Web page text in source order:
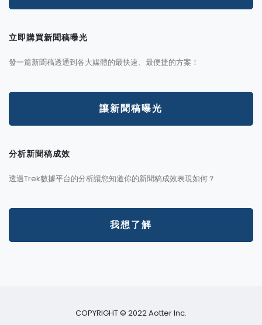
立即購買新聞稿曝光
發一篇新聞稿透通到各大媒體的最快速、最便捷的方案！
讓新聞稿曝光
分析新聞稿成效
透過Trek數據平台的分析讓您知道你的新聞稿成效表現如何？
我想了解
COPYRIGHT © 2022 Aotter Inc.